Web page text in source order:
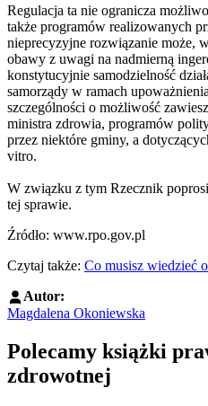
Regulacja ta nie ogranicza
także programów realizowanych
nieprecyzyjne rozwiązanie może,
obawy z uwagi na nadmierną
konstytucyjnie samodzielność
samorządy w ramach
szczególności o możliwość
ministra zdrowia, programów
przez niektóre gminy, a
vitro.
W związku z tym Rzecznik
tej sprawie.
Źródło: www.rpo.gov.pl
Czytaj także: Co musisz wiedzieć
Autor:
Magdalena Okoniewska
Polecamy książki
zdrowotnej